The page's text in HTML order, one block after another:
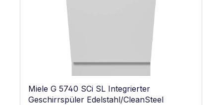
Miele G 5740 SCi SL Integrierter
Geschirrspüler Edelstahl/CleanSteel